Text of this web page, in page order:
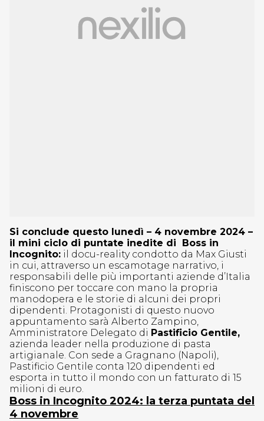
Si conclude questo lunedì – 4 novembre 2024 –
il mini ciclo di puntate inedite di Boss in
Incognito: il docu-reality condotto da Max Giusti
in cui, attraverso un escamotage narrativo, i
responsabili delle più importanti aziende d’Italia
finiscono per toccare con mano la propria
manodopera e le storie di alcuni dei propri
dipendenti. Protagonisti di questo nuovo
appuntamento sarà Alberto Zampino,
Amministratore Delegato di Pastificio Gentile,
azienda leader nella produzione di pasta
artigianale. Con sede a Gragnano (Napoli),
Pastificio Gentile conta 120 dipendenti ed
esporta in tutto il mondo con un fatturato di 15
milioni di euro.
Boss in Incognito 2024: la terza puntata del
4 novembre